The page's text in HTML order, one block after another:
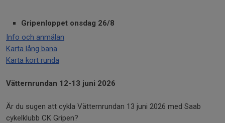
Gripenloppet onsdag 26/8
Info och anmälan
Karta lång bana
Karta kort runda
Vätternrundan 12-13 juni 2026
Är du sugen att cykla Vätternrundan 13 juni 2026 med Saab
cykelklubb CK Gripen?